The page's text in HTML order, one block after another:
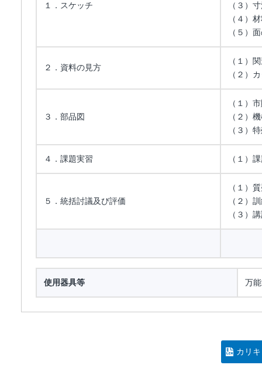
１．スケッチ
（３）
（４）
（５）
２．資料の見方
（１）
（２）
３．部品図
（１）
（２）
（３）
４．課題実習 （１）
５．統括討議及び評価
（１）
（２）
（３）
使用器具等 万
カリ